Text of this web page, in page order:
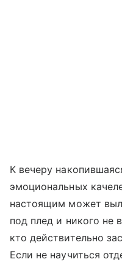
К вечеру
эмоциональных
настоящим может
под плед и никого не
кто действительно
Если не научиться